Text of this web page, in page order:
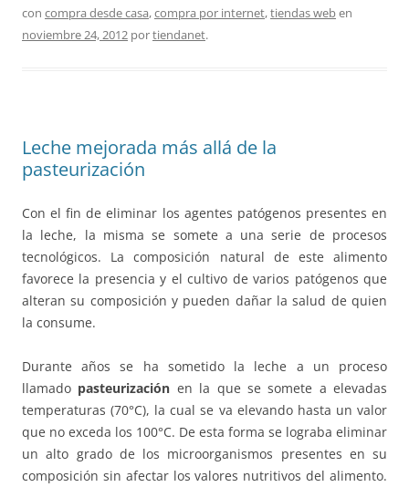
con compra desde casa,compra por internet,tiendas weben
noviembre 24, 2012 portiendanet.
Leche mejorada más allá de la
pasteurización
Con el fin de eliminar los agentes patógenos presentes en
la leche, la misma se somete a una serie de procesos
tecnológicos. La composición natural de este alimento
favorece la presencia y el cultivo de varios patógenos que
alteran su composición y pueden dañar la salud de quien
la consume.
Durante años se ha sometido la leche a un proceso
llamado pasteurización en la que se somete a elevadas
temperaturas (70°C), la cual se va elevando hasta un valor
que no exceda los 100°C. De esta forma se lograba eliminar
un alto grado de los microorganismos presentes en su
composición sin afectar los valores nutritivos del alimento.